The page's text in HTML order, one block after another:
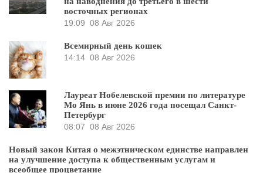
восточных регионах
19:09 08 Авг 2026
Всемирный день кошек
14:14 08 Авг 2026
Лауреат Нобелевской премии по литературе
Мо Янь в июне 2026 года посещал Санкт-
Петербург
08:07 08 Авг 2026
Новый закон Китая о межэтническом единстве направлен
на улучшение доступа к общественным услугам и
всеобщее процветание